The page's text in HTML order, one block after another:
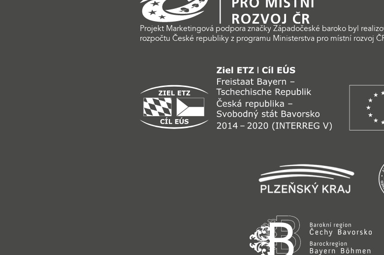
Projekt Marketingová podpora značky Západočeské baroko byl
rozpočtu České republiky z programu Ministerstva pro místní rozvoj